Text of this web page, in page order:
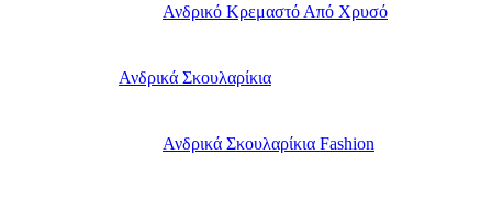
Ανδρικό Κρεμαστό Από Χρυσό
Ανδρικά Σκουλαρίκια
Ανδρικά Σκουλαρίκια Fashion